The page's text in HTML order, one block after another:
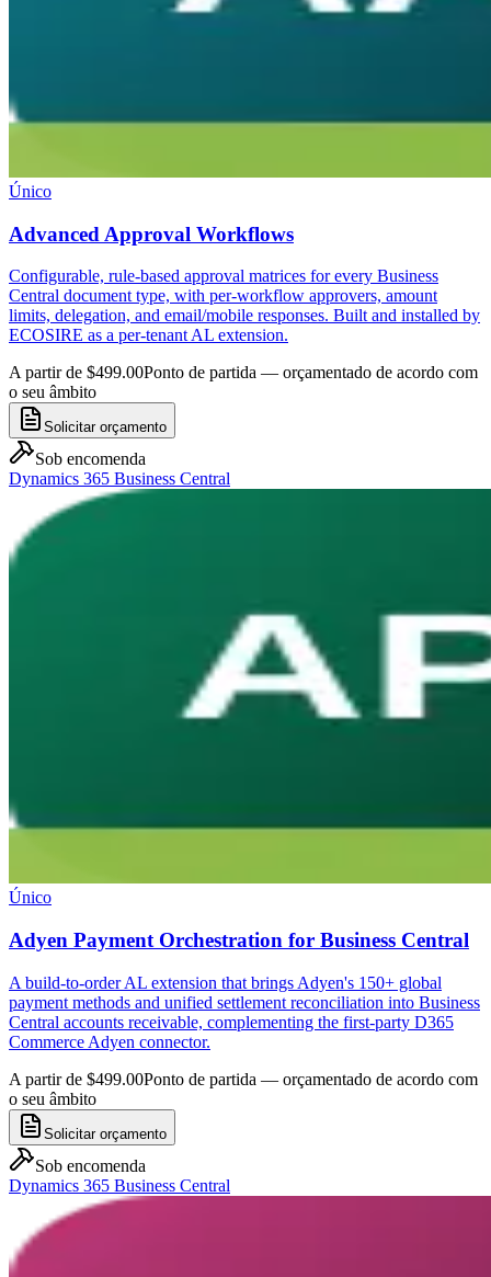
Único
Advanced Approval Workflows
Configurable, rule-based approval matrices for every Business
Central document type, with per-workflow approvers, amount
limits, delegation, and email/mobile responses. Built and installed by
ECOSIRE as a per-tenant AL extension.
A partir de $499.00Ponto de partida — orçamentado de acordo com
o seu âmbito
Solicitar orçamento
Sob encomenda
Dynamics 365 Business Central
Único
Adyen Payment Orchestration for Business Central
A build-to-order AL extension that brings Adyen's 150+ global
payment methods and unified settlement reconciliation into Business
Central accounts receivable, complementing the first-party D365
Commerce Adyen connector.
A partir de $499.00Ponto de partida — orçamentado de acordo com
o seu âmbito
Solicitar orçamento
Sob encomenda
Dynamics 365 Business Central